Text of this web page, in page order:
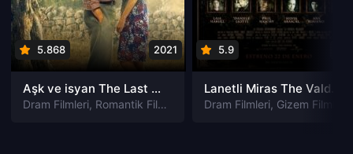
5.868 2021
Aşk ve isyan The Last Parasido izle
Dram Filmleri, Romantik Filmleri
5.9
Dram Filmleri, Gizem Filmleri